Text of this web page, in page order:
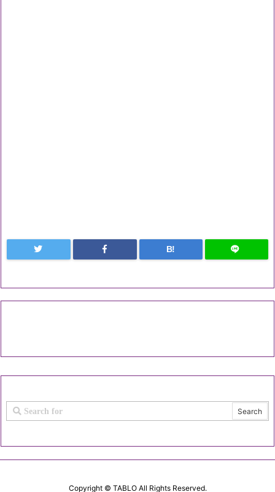
B!
Copyright © TABLOAll Rights Reserved.